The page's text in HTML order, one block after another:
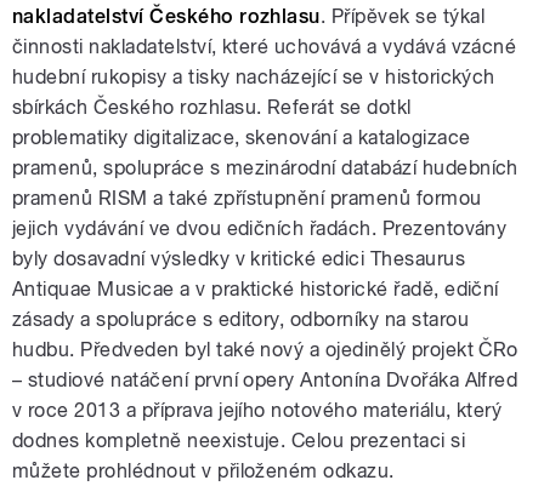
nakladatelství Českého rozhlasu. Přípěvek se týkal
činnosti nakladatelství, které uchovává a vydává vzácné
hudební rukopisy a tisky nacházející se v historických
sbírkách Českého rozhlasu. Referát se dotkl
problematiky digitalizace, skenování a katalogizace
pramenů, spolupráce s mezinárodní databází hudebních
pramenů RISM a také zpřístupnění pramenů formou
jejich vydávání ve dvou edičních řadách. Prezentovány
byly dosavadní výsledky v kritické edici Thesaurus
Antiquae Musicae a v praktické historické řadě, ediční
zásady a spolupráce s editory, odborníky na starou
hudbu. Předveden byl také nový a ojedinělý projekt ČRo
– studiové natáčení první opery Antonína Dvořáka Alfred
v roce 2013 a příprava jejího notového materiálu, který
dodnes kompletně neexistuje. Celou prezentaci si
můžete prohlédnout v přiloženém odkazu.